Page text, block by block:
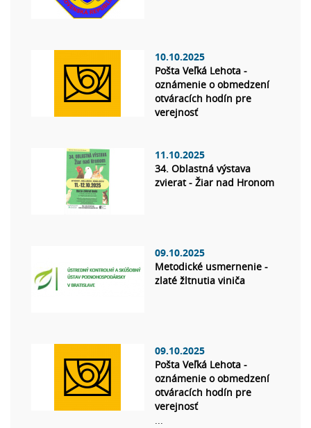
10.10.2025
Pošta Veľká Lehota -
oznámenie o obmedzení
otváracích hodín pre
verejnosť
11.10.2025
34. Oblastná výstava
zvierat - Žiar nad Hronom
09.10.2025
Metodické usmernenie -
zlaté žltnutia viniča
09.10.2025
Pošta Veľká Lehota -
oznámenie o obmedzení
otváracích hodín pre
verejnosť
...